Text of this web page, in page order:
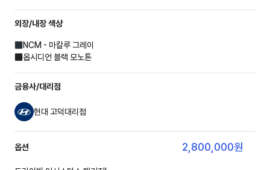
외장/내장색상
NCM - 마칼루 그레이
옵시디언 블랙 모노톤
금융사/대리점
현대 고덕대리점
옵션 2,800,000원